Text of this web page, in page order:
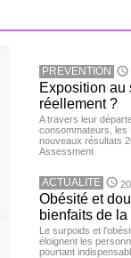
PREVENTION
Exposition au
réellement ?
A travers leur
consommateurs, les
nouveaux résultats
Assessment
ACTUALITE
Obésité et
bienfaits de
Le surpoids et
éloignent les
pourtant